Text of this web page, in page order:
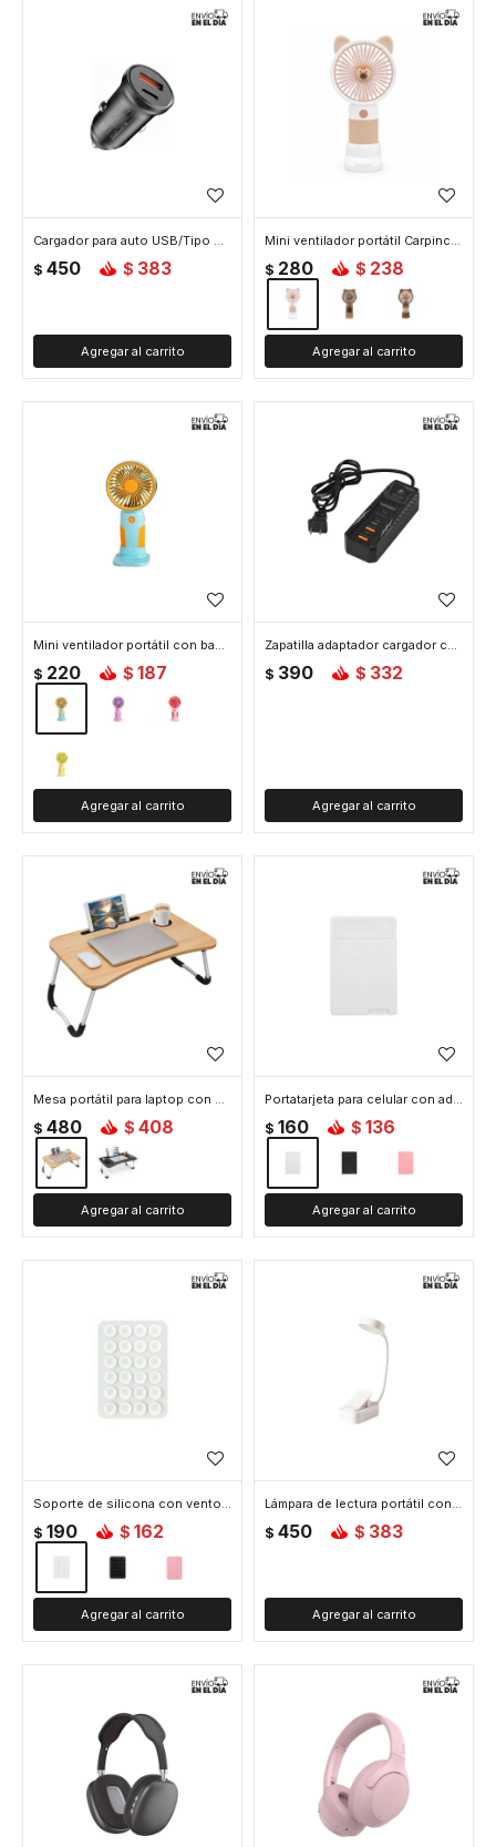
Cargador para auto USB/Tipo C - Negro
$ 450 $ 383
Mini ventilador portátil Carpincho – recargable y con base - Blanco
$ 280 $ 238
Mini ventilador portátil con base - Amarillo
$ 220 $ 187
Zapatilla adaptador cargador con enchufe y puertos USB x2 y tipo C x2 - Negro
$ 390 $ 332
Mesa portátil para laptop con soporte y portavaso - Madera
$ 480 $ 408
Portatarjeta para celular con adhesivo - Blanco
$ 160 $ 136
Soporte de silicona con ventosa doble para celular - Blanco
$ 190 $ 162
Lámpara de lectura portátil con pinza - Blanco
$ 450 $ 383